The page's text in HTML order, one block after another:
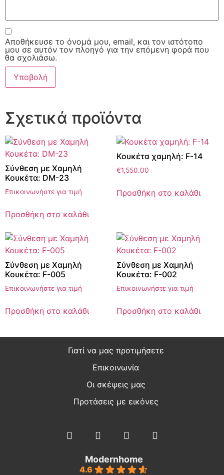
Αποθήκευσε το όνομά μου, email, και τον ιστότοπο
μου σε αυτόν τον πλοηγό για την επόμενη φορά που
θα σχολιάσω.
Σχετικά προϊόντα
Σύνθεση με Χαμηλή
Κουκέτα: DM-23
Επικοινωνήστε για τιμή
Προσθήκη στο καλάθι
Κουκέτα χαμηλή: F-14
€1,550.00
Προσθήκη στο καλάθι
Σύνθεση με Χαμηλή
Κουκέτα: F-005
Επικοινωνήστε για τιμή
Προσθήκη στο καλάθι
Σύνθεση με Χαμηλή
Κουκέτα: F-002
Επικοινωνήστε για τιμή
Προσθήκη στο καλάθι
Γιατί να μας προτιμήσετε
Επικοινωνία
Οι σκέψεις μας
Προτάσεις με εικόνες
Modernhome
4.6